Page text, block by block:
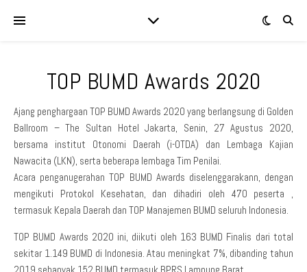
TOP BUMD Awards 2020
Ajang penghargaan TOP BUMD Awards 2020 yang berlangsung di Golden
Ballroom – The Sultan Hotel Jakarta, Senin, 27 Agustus 2020,
bersama institut Otonomi Daerah (i-OTDA) dan Lembaga Kajian
Nawacita (LKN), serta beberapa lembaga Tim Penilai.
Acara penganugerahan TOP BUMD Awards diselenggarakann, dengan
mengikuti Protokol Kesehatan, dan dihadiri oleh 470 peserta ,
termasuk Kepala Daerah dan TOP Manajemen BUMD seluruh Indonesia.
TOP BUMD Awards 2020 ini, diikuti oleh 163 BUMD Finalis dari total
sekitar 1.149 BUMD di Indonesia. Atau meningkat 7%, dibanding tahun